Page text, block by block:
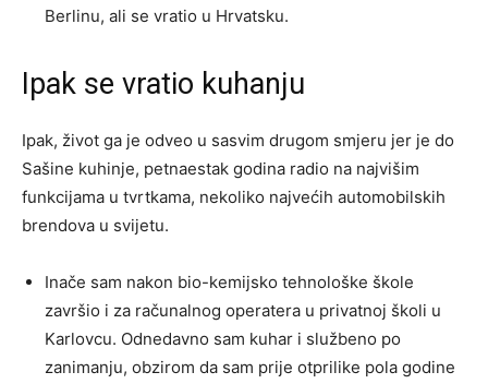
Berlinu, ali se vratio u Hrvatsku.
Ipak se vratio kuhanju
Ipak, život ga je odveo u sasvim drugom smjeru jer je do
Sašine kuhinje, petnaestak godina radio na najvišim
funkcijama u tvrtkama, nekoliko najvećih automobilskih
brendova u svijetu.
Inače sam nakon bio-kemijsko tehnološke škole
završio i za računalnog operatera u privatnoj školi u
Karlovcu. Odnedavno sam kuhar i službeno po
zanimanju, obzirom da sam prije otprilike pola godine